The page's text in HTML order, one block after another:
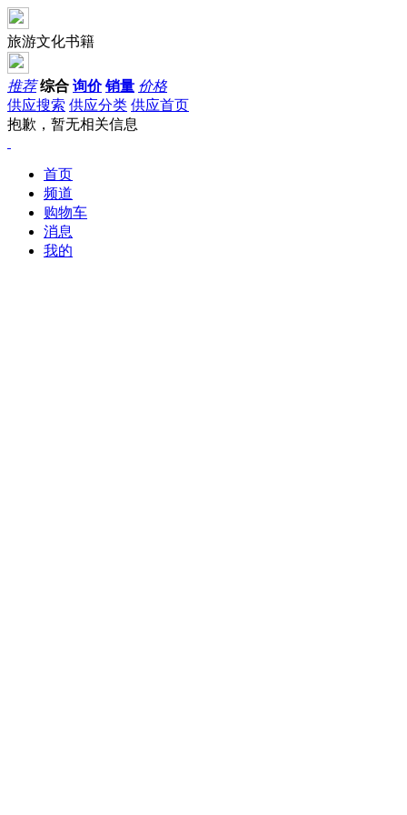
旅游文化书籍
推荐 综合 询价 销量 价格
供应搜索 供应分类 供应首页
抱歉，暂无相关信息
首页
频道
购物车
消息
我的